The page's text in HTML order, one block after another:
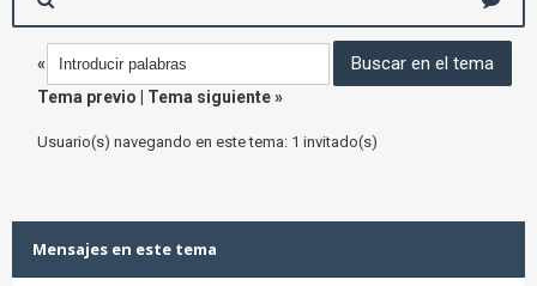
«
Tema previo
Tema siguiente»
Usuario(s) navegando en este tema: 1 invitado(s)
Mensajes en este tema